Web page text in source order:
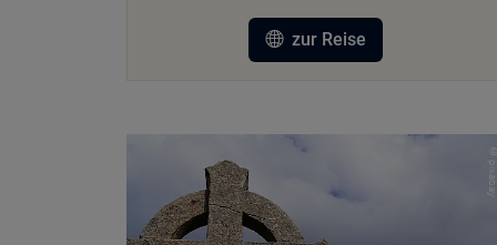
zur Reise
© pixabay